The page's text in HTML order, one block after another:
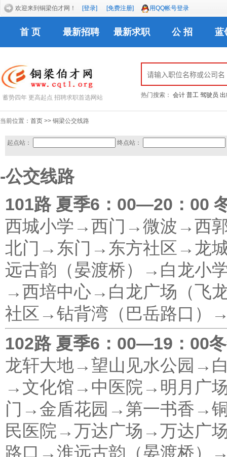
欢迎来到铜梁伯才网！ [登录] [免费注册] 用QQ帐号登录
首 页 最新招聘 最新求职 公 招 蓝
蓄势四年 更高起点 招聘求职首选网站 热门搜索： 会计 普工 驾驶员
当前位置： 首页 >> 铜梁公交线路
起点站： 终点站：
-公交线路
101路 夏季6：00—20：00
西城小学→西门→微波→西
北门→东门→东方社区→龙
远古韵（晏渡桥）→白龙小
→西培中心→白龙广场（飞
社区→钻背湾（巴岳路口）
102路 夏季6：00—19：00
龙轩大地→望山见水公园→
→文化馆→中医院→明月广
门→金盾花园→第一书香→
民医院→万达广场→万达广
路口→淮远古韵（晏渡桥